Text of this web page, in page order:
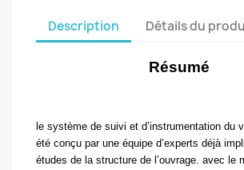
Description Détails du
Résumé
le système de suivi et d’instrumentation du
été conçu par une équipe d’experts déjà
études de la structure de l’ouvrage. avec le